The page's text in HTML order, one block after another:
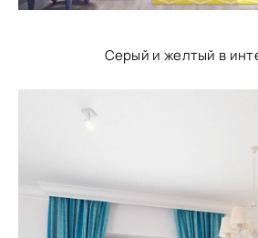
Серый и желтый в